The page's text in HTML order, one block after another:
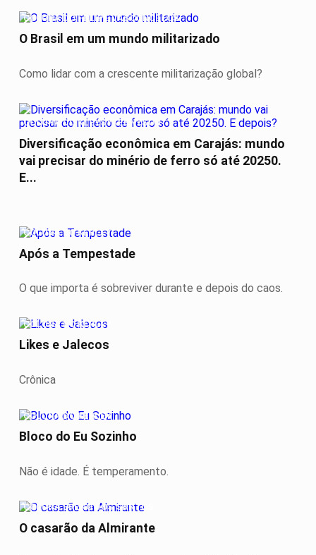
COLUNA DO FELIPE VASCONCELOS
O Brasil em um mundo militarizado
Como lidar com a crescente militarização global?
COLUNA DO KLEYSYKENNYSON
Diversificação econômica em Carajás: mundo
vai precisar do minério de ferro só até 20250.
E...
COLUNA DO KERLEY
Após a Tempestade
O que importa é sobreviver durante e depois do caos.
COLUNA DO KERLEY
Likes e Jalecos
Crônica
COLUNA DO KERLEY
Bloco do Eu Sozinho
Não é idade. É temperamento.
COLUNA BRENO DOS SANTOS
O casarão da Almirante